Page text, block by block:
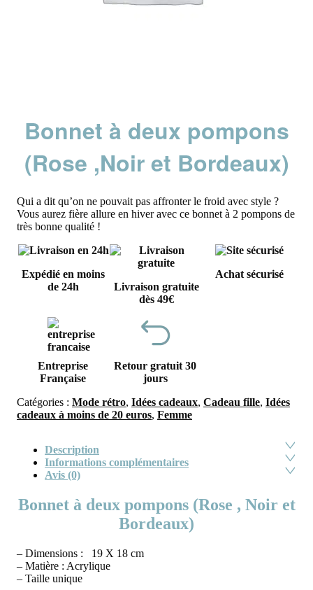
Bonnet à deux pompons
(Rose ,Noir et Bordeaux)
Qui a dit qu’on ne pouvait pas affronter le froid avec style ?
Vous aurez fière allure en hiver avec ce bonnet à 2 pompons de
très bonne qualité !
Expédié en moins
de 24h
Livraison gratuite
dès 49€
Achat sécurisé
Entreprise
Française
Retour gratuit 30
jours
Catégories : Mode rétro, Idées cadeaux, Cadeau fille, Idées
cadeaux à moins de 20 euros, Femme
Description
Informations complémentaires
Avis (0)
Bonnet à deux pompons (Rose , Noir et
Bordeaux)
– Dimensions : 19 X 18 cm
– Matière : Acrylique
– Taille unique